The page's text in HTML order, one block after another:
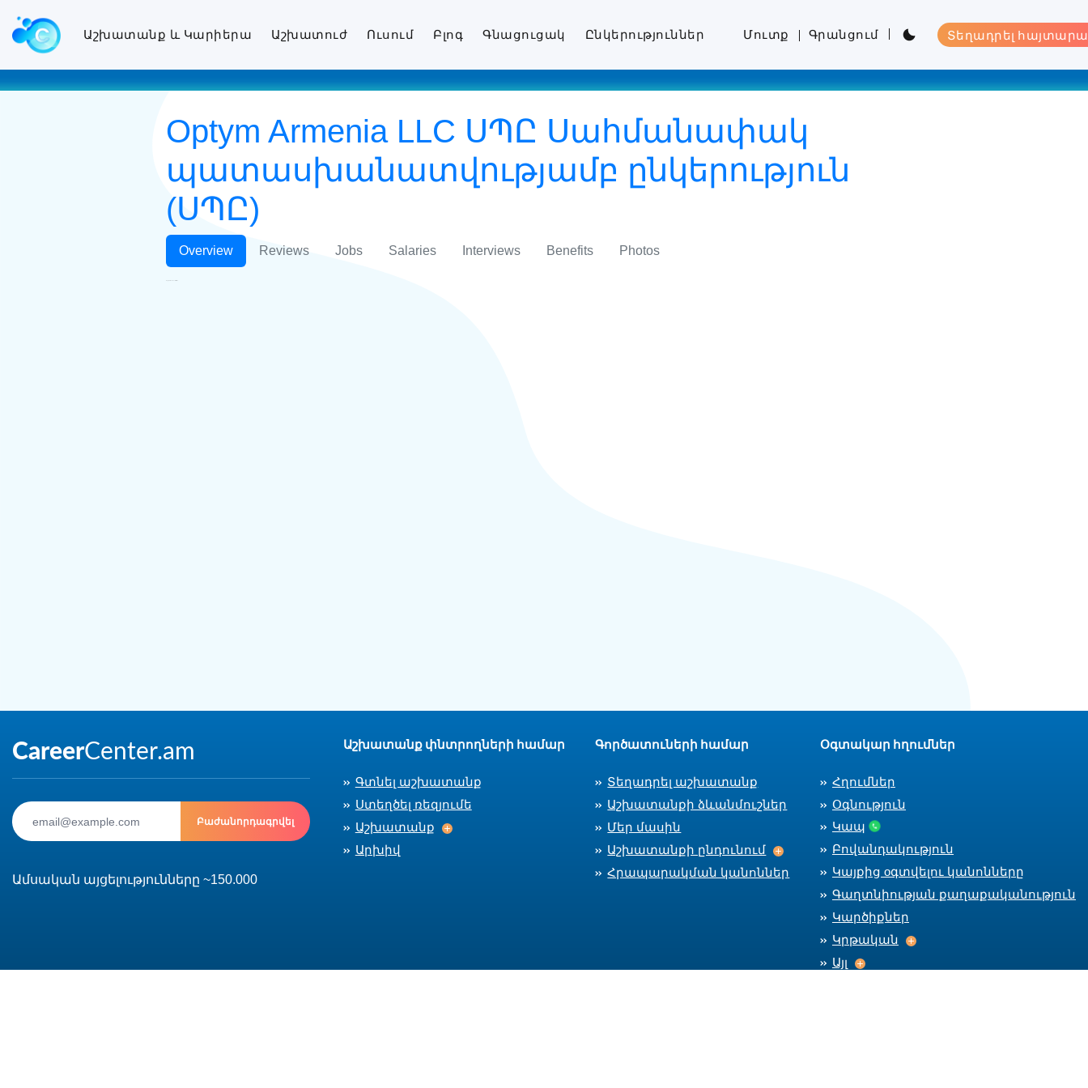
Աշխատանք և Կարիերա Աշխատուժ Ուսում Բլոգ Գնացուցակ Ընկերություններ Մուտք Գրանցում Տեղադրել
Optym Armenia LLC ՍՊԸ Սահմանափակ
պատասխանատվությամբ ընկերություն
(ՍՊԸ)
Overview Reviews Jobs Salaries Interviews Benefits Photos
Բաժանորդագրվել
Ամսական այցելությունները ~150.000
Աշխատանք փնտրողների համար
Գտնել աշխատանք
Ստեղծել ռեզյումե
Աշխատանք
Աշխատանք
Արխիվ
Գործատուների համար
Տեղադրել աշխատանք
Աշխատանքի ձևանմուշներ
Մեր մասին
Աշխատանքի ընդունում
Աշխատանքի ընդունում
Հրապարակման կանոններ
Օգտակար հղումներ
Հղումներ
Օգնություն
Կապ
Բովանդակություն
Կայքից оգտվելու կանոնները
Գաղտնիության քաղաքականություն
Կարծիքներ
Կրթական
Կրթական
Այլ
Այլ